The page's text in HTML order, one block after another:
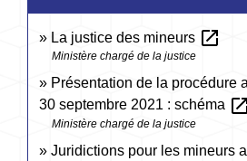
La justice des mineurs open_in_new
Ministère chargé de la justice
Présentation de la procédure
30 septembre 2021 : schéma open_in_new
Ministère chargé de la justice
Juridictions pour les mineurs